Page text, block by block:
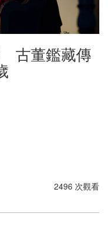
古董鑑藏傳
2496 次觀看